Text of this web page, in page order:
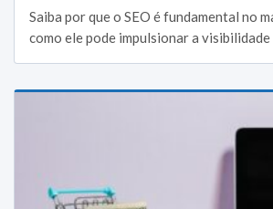
Saiba por que o SEO é fundamental no
como ele pode impulsionar a visibilidade